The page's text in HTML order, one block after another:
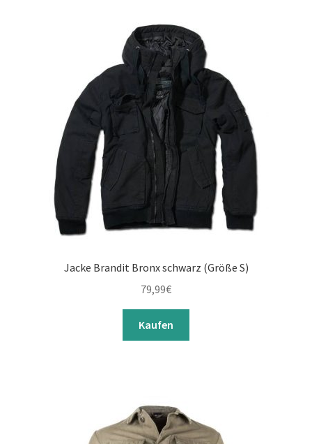
Jacke Brandit Bronx schwarz (Größe S)
79,99€
Kaufen